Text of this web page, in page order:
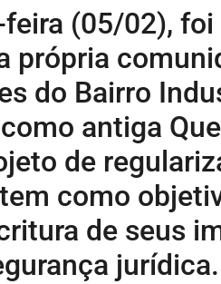
(05/02), foi
própria
do Bairro
antiga
de
como
de seus
jurídica.